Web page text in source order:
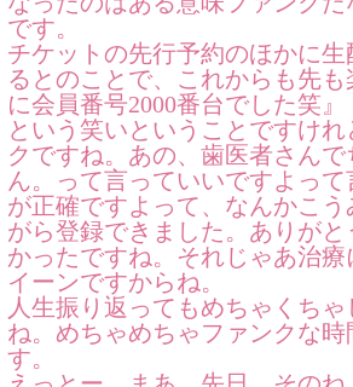
です。
チケットの先行予約のほかに
るとのことで、これからも先
に会員番号2000番台でした笑』
という笑いということですけ
クですね。あの、歯医者さん
ん。って言っていいですよっ
が正確ですよって、なんかこ
がら登録できました。ありが
かったですね。それじゃあ治
イーンですからね。
人生振り返ってもめちゃくち
ね。めちゃめちゃファンクな
す。